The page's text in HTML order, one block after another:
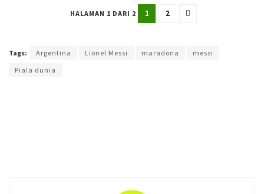
HALAMAN 1 DARI 2 1 2
Tags: Argentina Lionel Messi maradona
messi
Piala dunia